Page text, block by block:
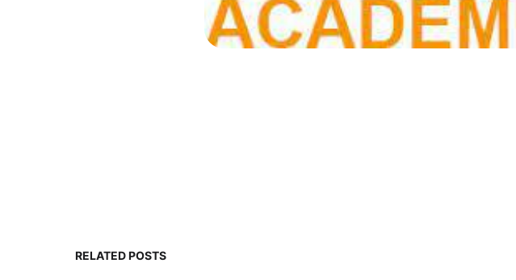
RELATED POSTS